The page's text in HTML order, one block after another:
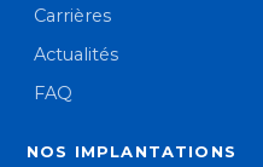
Carrières
Actualités
FAQ
NOS IMPLANTATIONS